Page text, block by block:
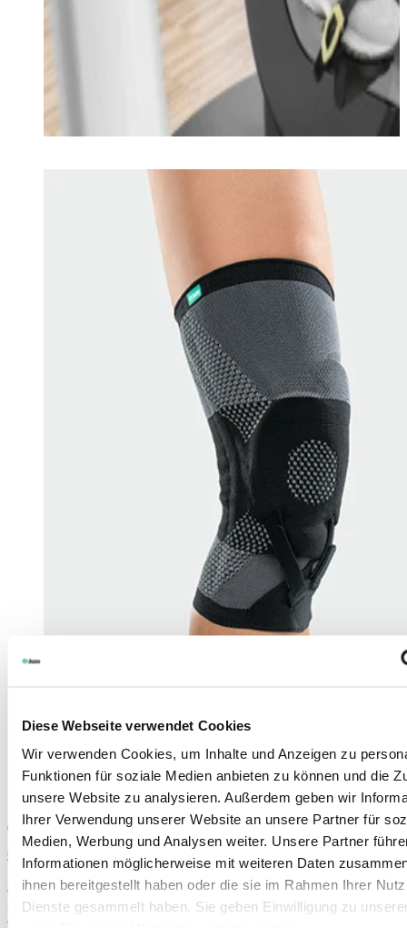
Diese Webseite verwendet Cookies
Wir verwenden Cookies, um Inhalte und Anzeigen zu
Funktionen für soziale Medien anbieten zu können und die
unsere Website zu analysieren. Außerdem geben wir
Ihrer Verwendung unserer Website an unsere Partner für
Medien, Werbung und Analysen weiter. Unsere Partner
Informationen möglicherweise mit weiteren Daten
ihnen bereitgestellt haben oder die sie im Rahmen Ihrer
Dienste gesammelt haben. Sie geben Einwilligung zu
JuzoProPatella Xtec Plus
Ortose til patellafureforandring
Farver
Læs mere